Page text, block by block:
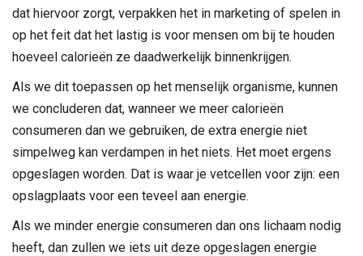
dat hiervoor zorgt, verpakken het in marketing of spelen in
op het feit dat het lastig is voor mensen om bij te houden
hoeveel calorieën ze daadwerkelijk binnenkrijgen.
Als we dit toepassen op het menselijk organisme, kunnen
we concluderen dat, wanneer we meer calorieën
consumeren dan we gebruiken, de extra energie niet
simpelweg kan verdampen in het niets. Het moet ergens
opgeslagen worden. Dat is waar je vetcellen voor zijn: een
opslagplaats voor een teveel aan energie.
Als we minder energie consumeren dan ons lichaam nodig
heeft, dan zullen we iets uit deze opgeslagen energie